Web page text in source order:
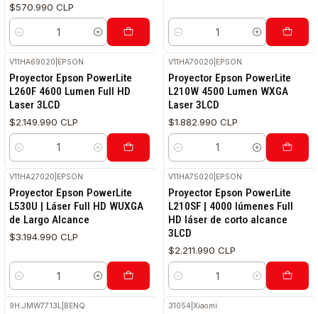
$570.990 CLP
Cantidad Cantidad
V11HA69020 EPSON
Proyector Epson PowerLite
L260F 4600 Lumen Full HD
Laser 3LCD
$2.149.990 CLP
Cantidad
V11HA70020 EPSON
Proyector Epson PowerLite
L210W 4500 Lumen WXGA
Laser 3LCD
$1.882.990 CLP
Cantidad
V11HA27020 EPSON
Proyector Epson PowerLite
L530U | Láser Full HD WUXGA
de Largo Alcance
$3.194.990 CLP
Cantidad
V11HA75020 EPSON
Proyector Epson PowerLite
L210SF | 4000 lúmenes Full
HD láser de corto alcance
3LCD
$2.211.990 CLP
Cantidad
9H.JMW77.13L BENQ 31054 |Xiaomi